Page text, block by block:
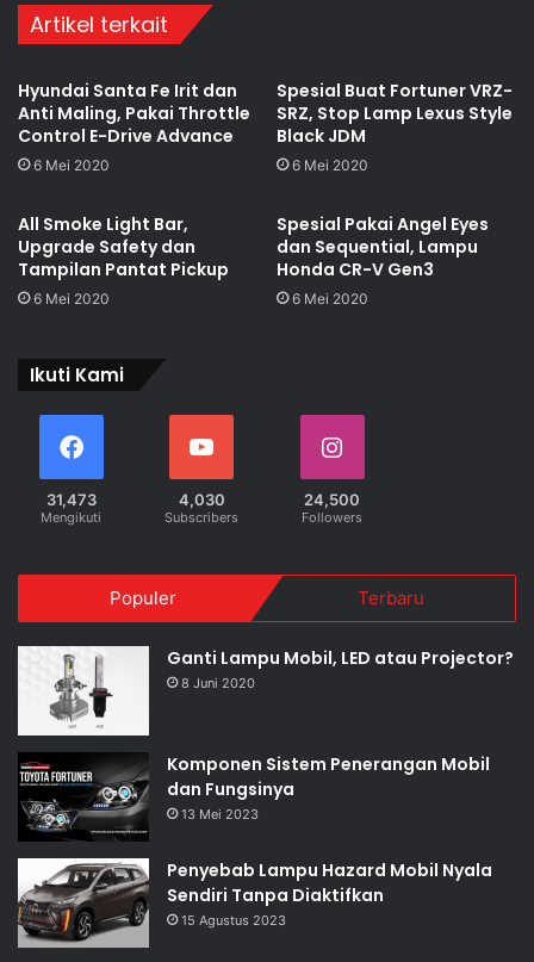
Artikel terkait
Hyundai Santa Fe Irit dan
Anti Maling, Pakai Throttle
Control E-Drive Advance
6 Mei 2020
Spesial Buat Fortuner VRZ-
SRZ, Stop Lamp Lexus Style
Black JDM
6 Mei 2020
All Smoke Light Bar,
Upgrade Safety dan
Tampilan Pantat Pickup
6 Mei 2020
Spesial Pakai Angel Eyes
dan Sequential, Lampu
Honda CR-V Gen3
6 Mei 2020
Ikuti Kami
31,473
Mengikuti
4,030
Subscribers
24,500
Followers
Populer Terbaru
Ganti Lampu Mobil, LED atau Projector?
8 Juni 2020
Komponen Sistem Penerangan Mobil
dan Fungsinya
13 Mei 2023
Penyebab Lampu Hazard Mobil Nyala
Sendiri Tanpa Diaktifkan
15 Agustus 2023